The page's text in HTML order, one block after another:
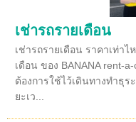
เช่ารถรายเดือน
เช่ารถรายเดือน ราคาเท่า
เดือน ของ BANANA rent-
ต้องการใช้ไว้เดินทางทำธุร
ยะเว...